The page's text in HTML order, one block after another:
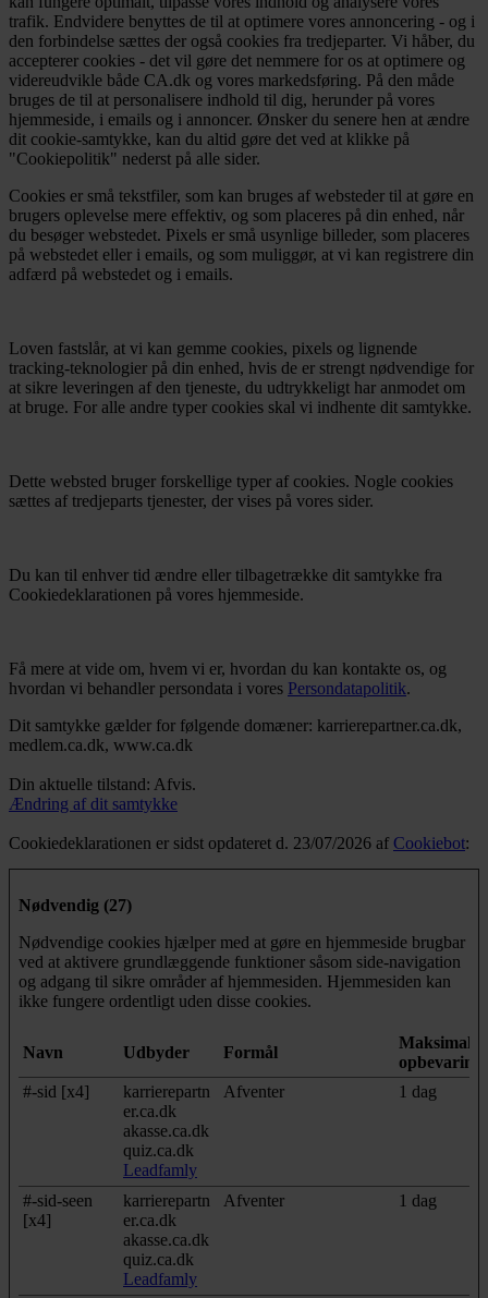
trafik. Endvidere benyttes de til at optimere vores annoncering - og i
den forbindelse sættes der også cookies fra tredjeparter. Vi håber, du
accepterer cookies - det vil gøre det nemmere for os at optimere og
videreudvikle både CA.dk og vores markedsføring. På den måde
bruges de til at personalisere indhold til dig, herunder på vores
hjemmeside, i emails og i annoncer. Ønsker du senere hen at ændre
dit cookie-samtykke, kan du altid gøre det ved at klikke på
"Cookiepolitik" nederst på alle sider.
Cookies er små tekstfiler, som kan bruges af websteder til at gøre en
brugers oplevelse mere effektiv, og som placeres på din enhed, når
du besøger webstedet. Pixels er små usynlige billeder, som placeres
på webstedet eller i emails, og som muliggør, at vi kan registrere din
adfærd på webstedet og i emails.
Loven fastslår, at vi kan gemme cookies, pixels og lignende
tracking-teknologier på din enhed, hvis de er strengt nødvendige for
at sikre leveringen af den tjeneste, du udtrykkeligt har anmodet om
at bruge. For alle andre typer cookies skal vi indhente dit samtykke.
Dette websted bruger forskellige typer af cookies. Nogle cookies
sættes af tredjeparts tjenester, der vises på vores sider.
Du kan til enhver tid ændre eller tilbagetrække dit samtykke fra
Cookiedeklarationen på vores hjemmeside.
Få mere at vide om, hvem vi er, hvordan du kan kontakte os, og
hvordan vi behandler persondata i vores Persondatapolitik.
Dit samtykke gælder for følgende domæner: karrierepartner.ca.dk,
medlem.ca.dk, www.ca.dk
Din aktuelle tilstand: Afvis.
Ændring af dit samtykke
Cookiedeklarationen er sidst opdateret d. 23/07/2026 af Cookiebot:
Nødvendig (27)
Nødvendige cookies hjælper med at gøre en hjemmeside brugbar
ved at aktivere grundlæggende funktioner såsom side-navigation
og adgang til sikre områder af hjemmesiden. Hjemmesiden kan
ikke fungere ordentligt uden disse cookies.
Navn Udbyder Formål
Maksimal
#-sid [x4]
karrierepartn
er.ca.dk
akasse.ca.dk
quiz.ca.dk
Leadfamly
Afventer 1 dag
#-sid-seen
[x4]
karrierepartn
er.ca.dk
akasse.ca.dk
quiz.ca.dk
Leadfamly
Afventer 1 dag